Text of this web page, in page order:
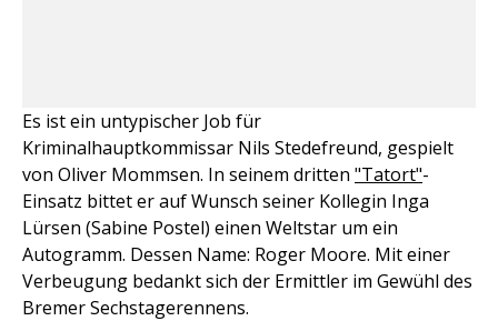
Es ist ein untypischer Job für
Kriminalhauptkommissar Nils Stedefreund, gespielt
von Oliver Mommsen. In seinem dritten "Tatort"-
Einsatz bittet er auf Wunsch seiner Kollegin Inga
Lürsen (Sabine Postel) einen Weltstar um ein
Autogramm. Dessen Name: Roger Moore. Mit einer
Verbeugung bedankt sich der Ermittler im Gewühl des
Bremer Sechstagerennens.